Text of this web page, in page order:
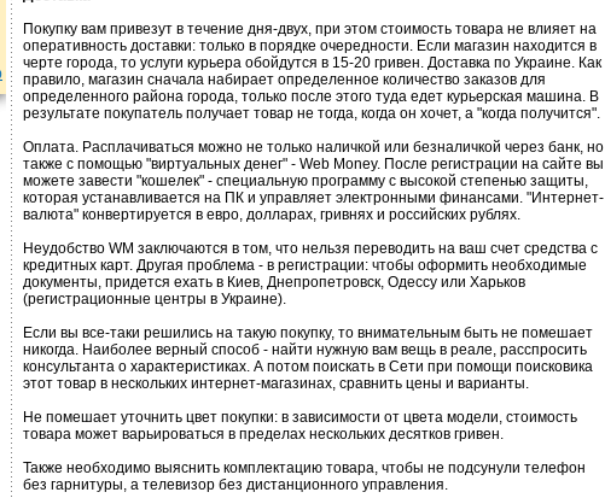
Покупку вам привезут в течение дня-двух, при этом стоимость товара не влияет на
оперативность доставки: только в порядке очередности. Если магазин находится в
черте города, то услуги курьера обойдутся в 15-20 гривен. Доставка по Украине. Как
правило, магазин сначала набирает определенное количество заказов для
определенного района города, только после этого туда едет курьерская машина. В
результате покупатель получает товар не тогда, когда он хочет, а "когда получится".
Оплата. Расплачиваться можно не только наличкой или безналичкой через банк, но
также с помощью "виртуальных денег" - Web Money. После регистрации на сайте вы
можете завести "кошелек" - специальную программу с высокой степенью защиты,
которая устанавливается на ПК и управляет электронными финансами. "Интернет-
валюта" конвертируется в евро, долларах, гривнях и российских рублях.
Неудобство WМ заключаются в том, что нельзя переводить на ваш счет средства с
кредитных карт. Другая проблема - в регистрации: чтобы оформить необходимые
документы, придется ехать в Киев, Днепропетровск, Одессу или Харьков
(регистрационные центры в Украине).
Если вы все-таки решились на такую покупку, то внимательным быть не помешает
никогда. Наиболее верный способ - найти нужную вам вещь в реале, расспросить
консультанта о характеристиках. А потом поискать в Сети при помощи поисковика
этот товар в нескольких интернет-магазинах, сравнить цены и варианты.
Не помешает уточнить цвет покупки: в зависимости от цвета модели, стоимость
товара может варьироваться в пределах нескольких десятков гривен.
Также необходимо выяснить комплектацию товара, чтобы не подсунули телефон
без гарнитуры, а телевизор без дистанционного управления.